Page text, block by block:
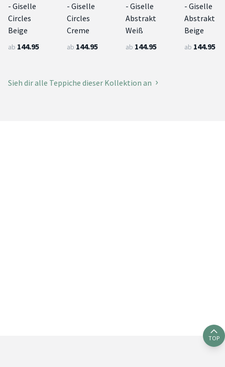
- Giselle
Circles
Beige
ab 144.95
- Giselle
Circles
Creme
ab 144.95
- Giselle
Abstrakt
Weiß
ab 144.95
- Giselle
Abstrakt
Beige
ab 144.95
Sieh dir alle Teppiche dieser Kollektion an
TOP